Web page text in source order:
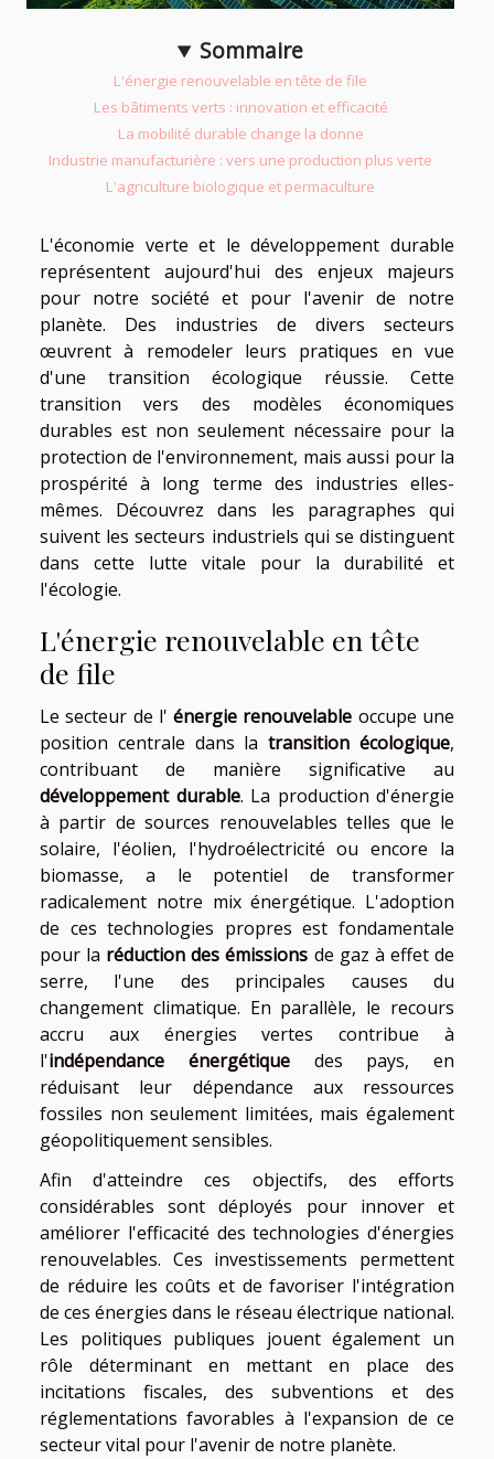
Sommaire
L'énergie renouvelable en tête de file
Les bâtiments verts : innovation et efficacité
La mobilité durable change la donne
Industrie manufacturière : vers une production plus verte
L'agriculture biologique et permaculture
L'économie verte et le développement durable
représentent aujourd'hui des enjeux majeurs
pour notre société et pour l'avenir de notre
planète. Des industries de divers secteurs
œuvrent à remodeler leurs pratiques en vue
d'une transition écologique réussie. Cette
transition vers des modèles économiques
durables est non seulement nécessaire pour la
protection de l'environnement, mais aussi pour la
prospérité à long terme des industries elles-
mêmes. Découvrez dans les paragraphes qui
suivent les secteurs industriels qui se distinguent
dans cette lutte vitale pour la durabilité et
l'écologie.
L'énergie renouvelable en tête
de file
Le secteur de l'énergie renouvelable occupe une
position centrale dans latransition écologique,
contribuant de manière significative au
développement durable. La production d'énergie
à partir de sources renouvelables telles que le
solaire, l'éolien, l'hydroélectricité ou encore la
biomasse, a le potentiel de transformer
radicalement notre mix énergétique. L'adoption
de ces technologies propres est fondamentale
pour la réduction des émissions de gaz à effet de
serre, l'une des principales causes du
changement climatique. En parallèle, le recours
accru aux énergies vertes contribue à
l'indépendance énergétiquedes pays, en
réduisant leur dépendance aux ressources
fossiles non seulement limitées, mais également
géopolitiquement sensibles.
Afin d'atteindre ces objectifs, des efforts
considérables sont déployés pour innover et
améliorer l'efficacité des technologies d'énergies
renouvelables. Ces investissements permettent
de réduire les coûts et de favoriser l'intégration
de ces énergies dans le réseau électrique national.
Les politiques publiques jouent également un
rôle déterminant en mettant en place des
incitations fiscales, des subventions et des
réglementations favorables à l'expansion de ce
secteur vital pour l'avenir de notre planète.